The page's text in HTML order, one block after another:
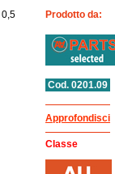
Prodotto da:
Cod. 0201.09
Approfondisci
Classe